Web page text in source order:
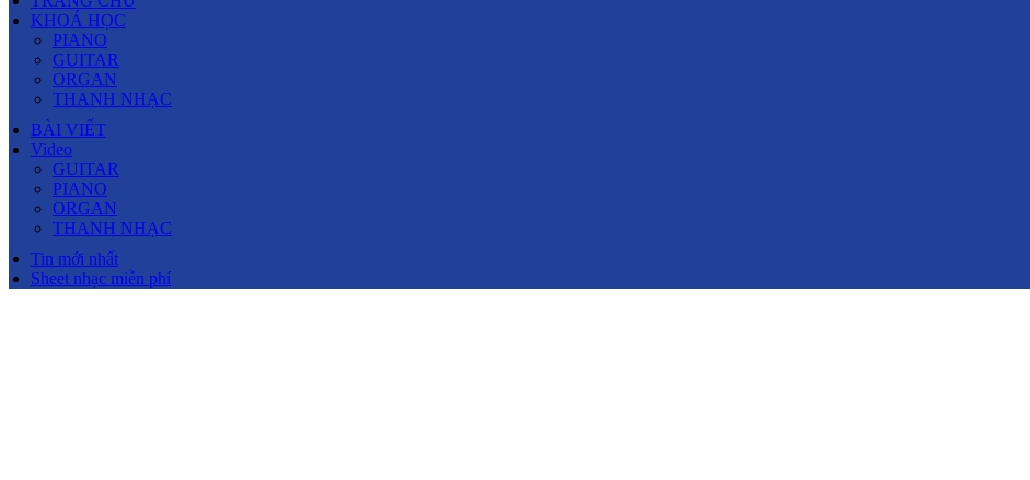
KHOÁ HỌC
PIANO
GUITAR
ORGAN
THANH NHẠC
BÀI VIẾT
Video
GUITAR
PIANO
ORGAN
THANH NHẠC
Tin mới nhất
Sheet nhạc miễn phí